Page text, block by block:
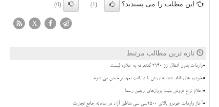
این مطلب را می پسندید؟ (1)
(0)
X
تازه ترین مطالب مرتبط
واردات بدون انتقال ارز ۲۹۴۰ کدتعرفه به علاوه لیست
خودرو های فاقد شناسه ارزش با دریافت تعهد ترخیص می شوند
اعلام نرخ فروش بلیت پروازهای اربعین رسما
آغاز واردات خودرو بالای ۲۵۰۰سی سی مناطق آزاد در سامانه جامع تجارت